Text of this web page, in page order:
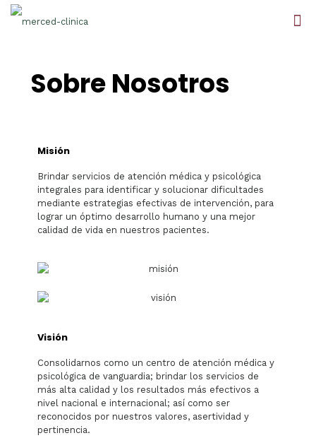
Sobre Nosotros
Misión
Brindar servicios de atención médica y psicológica
integrales para identificar y solucionar dificultades
mediante estrategias efectivas de intervención, para
lograr un óptimo desarrollo humano y una mejor
calidad de vida en nuestros pacientes.
Visión
Consolidarnos como un centro de atención médica y
psicológica de vanguardia; brindar los servicios de
más alta calidad y los resultados más efectivos a
nivel nacional e internacional; así como ser
reconocidos por nuestros valores, asertividad y
pertinencia.